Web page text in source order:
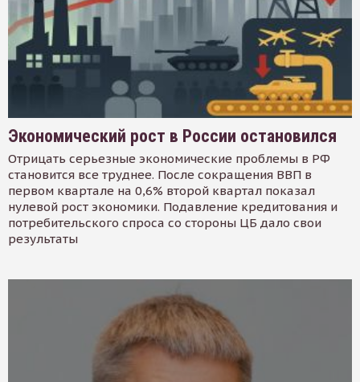
Экономический рост в России остановился
Отрицать серьезные экономические проблемы в РФ
становится все труднее. После сокращения ВВП в
первом квартале на 0,6% второй квартал показал
нулевой рост экономики. Подавление кредитования и
потребительского спроса со стороны ЦБ дало свои
результаты